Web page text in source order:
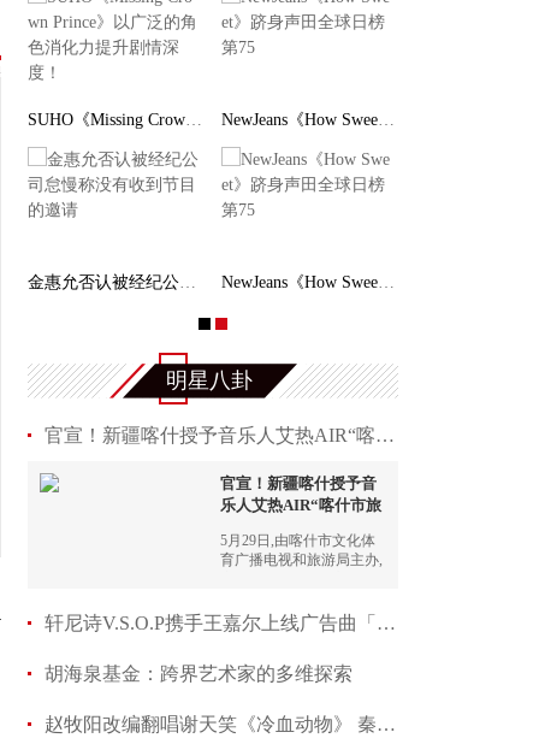
SUHO《Missing Crown Prince》以广泛的角色消化 NewJeans《How Sweet》跻身声田全球日榜第75
金惠允否认被经纪公司怠慢称没有收到节目的邀请 NewJeans《How Sweet》跻身声田全球日榜第75
明星八卦
官宣！新疆喀什授予音乐人艾热AIR“喀什市旅游形
官宣！新疆喀什授予音
乐人艾热AIR“喀什市旅
5月29日,由喀什市文化体
育广播电视和旅游局主办,
人”仪式顺利举办
轩尼诗V.S.O.P携手王嘉尔上线广告曲「henny」
胡海泉基金：跨界艺术家的多维探索
赵牧阳改编翻唱谢天笑《冷血动物》 秦腔与摇滚